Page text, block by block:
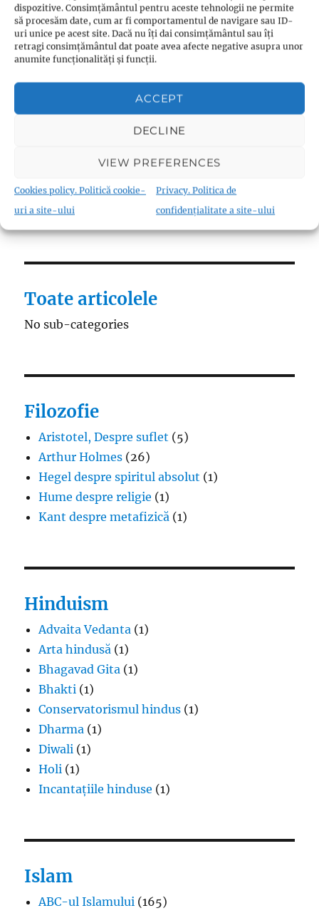
dispozitive. Consimțământul pentru aceste tehnologii ne permite
să procesăm date, cum ar fi comportamentul de navigare sau ID-
uri unice pe acest site. Dacă nu îți dai consimțământul sau îți
retragi consimțământul dat poate avea afecte negative asupra unor
anumite funcționalități și funcții.
ACCEPT
DECLINE
VIEW PREFERENCES
Cookies policy. Politică cookie-
uri a site-ului
Privacy. Politica de
confidențialitate a site-ului
Reforme(9)
Teologie(10)
Thomas Müntzer(1)
Biserica Înfrățirii Religiilor (Biserica
Fraternistă)(18)
Materiale canonice
(22)
Toate articolele
No sub-categories
Filozofie
Aristotel, Despre suflet (5)
Arthur Holmes (26)
Hegel despre spiritul absolut (1)
Hume despre religie (1)
Kant despre metafizică (1)
Hinduism
Advaita Vedanta (1)
Arta hindusă (1)
Bhagavad Gita (1)
Bhakti (1)
Conservatorismul hindus (1)
Dharma (1)
Diwali (1)
Holi (1)
Incantațiile hinduse (1)
Islam
ABC-ul Islamului (165)